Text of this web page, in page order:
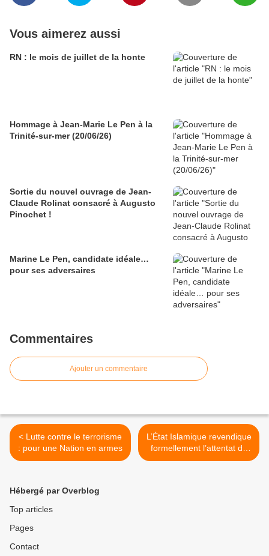
Vous aimerez aussi
RN : le mois de juillet de la honte
Hommage à Jean-Marie Le Pen à la
Trinité-sur-mer (20/06/26)
Sortie du nouvel ouvrage de Jean-
Claude Rolinat consacré à Augusto
Pinochet !
Marine Le Pen, candidate idéale…
pour ses adversaires
Commentaires
Ajouter un commentaire
< Lutte contre le terrorisme
: pour une Nation en armes
L’État Islamique revendique
formellement l’attentat de
Nice >
Hébergé par Overblog
Top articles
Pages
Contact